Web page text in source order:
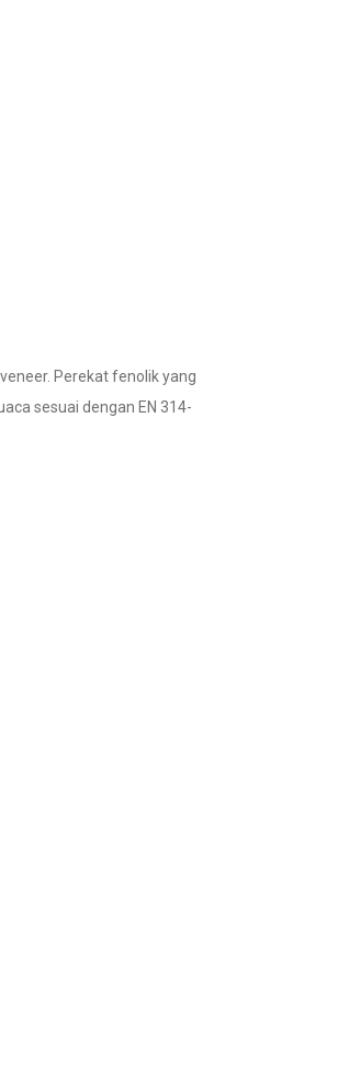
Perekat fenolik yang
sesuai dengan EN 314-